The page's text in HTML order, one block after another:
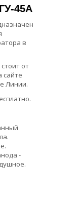
45А
в
от
сайте
Линии.
-